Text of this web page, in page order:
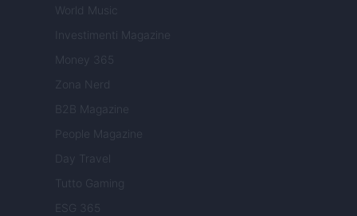
World Music
Investimenti Magazine
Money 365
Zona Nerd
B2B Magazine
People Magazine
Day Travel
Tutto Gaming
ESG 365